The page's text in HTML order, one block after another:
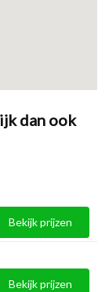
dan ook
Bekijk prijzen
Bekijk prijzen